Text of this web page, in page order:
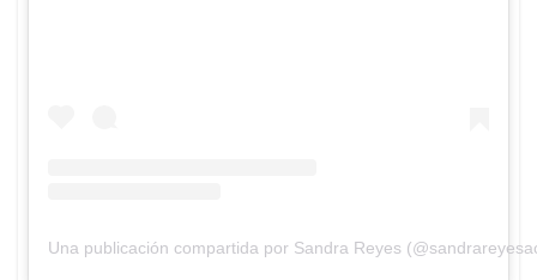
Una publicación compartida por Sandra Reyes